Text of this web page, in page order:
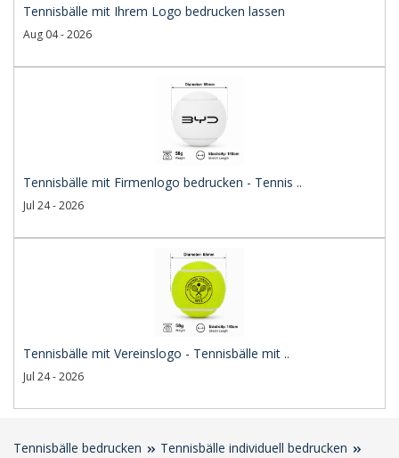
Tennisbälle mit Ihrem Logo bedrucken lassen
Aug 04 - 2026
Tennisbälle mit Firmenlogo bedrucken - Tennis ..
Jul 24 - 2026
Tennisbälle mit Vereinslogo - Tennisbälle mit ..
Jul 24 - 2026
Tennisbälle bedrucken
Tennisbälle individuell bedrucken